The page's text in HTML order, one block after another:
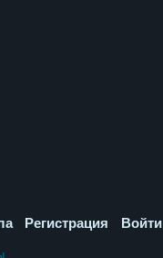
Регистрация Войти